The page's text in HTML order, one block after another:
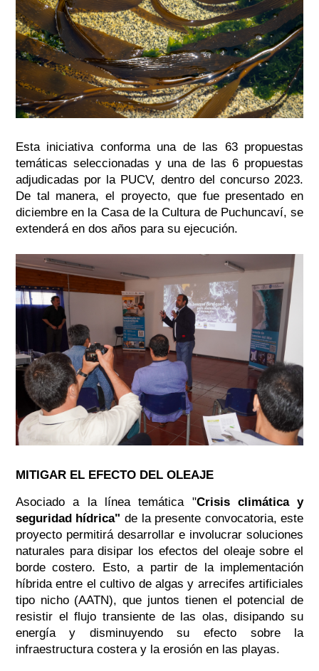
Esta iniciativa conforma una de las 63 propuestas
temáticas seleccionadas y una de las 6 propuestas
adjudicadas por la PUCV, dentro del concurso 2023.
De tal manera, el proyecto, que fue presentado en
diciembre en la Casa de la Cultura de Puchuncaví, se
extenderá en dos años para su ejecución.
MITIGAR EL EFECTO DEL OLEAJE
Asociado a la línea temática
"Crisis climática y
seguridad hídrica" de la presente convocatoria, este
proyecto permitirá desarrollar e involucrar soluciones
naturales para disipar los efectos del oleaje sobre el
borde costero. Esto, a partir de la implementación
híbrida entre el cultivo de algas y arrecifes artificiales
tipo nicho (AATN), que juntos tienen el potencial de
resistir el flujo transiente de las olas, disipando su
energía y disminuyendo su efecto sobre la
infraestructura costera y la erosión en las playas.